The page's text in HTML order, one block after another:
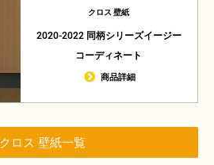
クロス 壁紙
2020-2022 同柄シリーズイージー
コーディネート
商品詳細
クロス 壁紙一覧